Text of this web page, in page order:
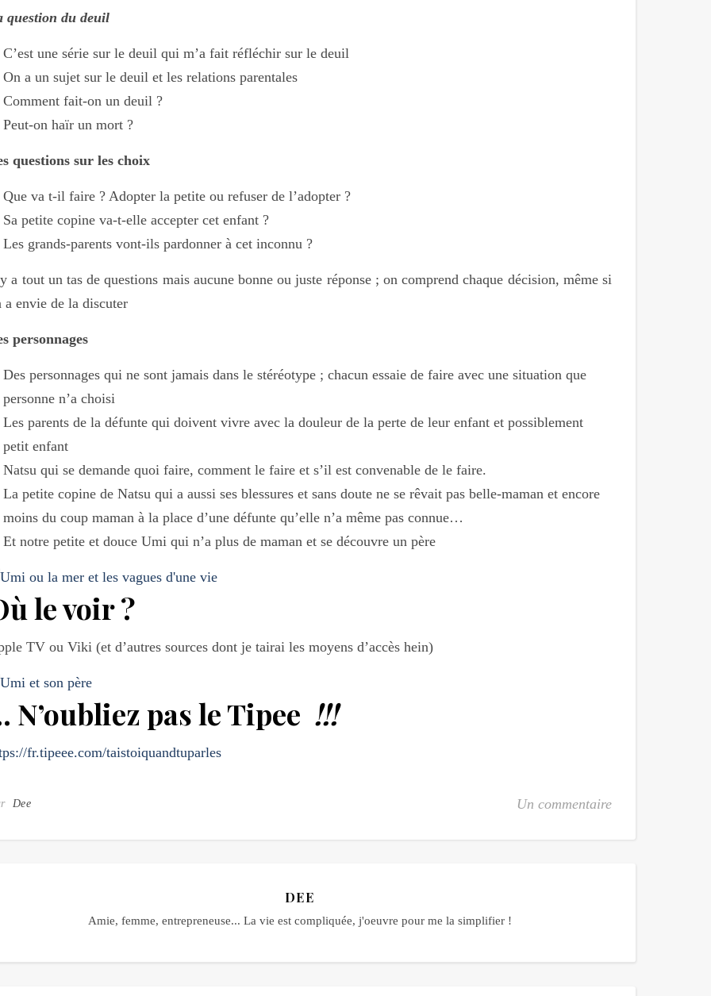
question du deuil
C’est une série sur le deuil qui m’a fait réfléchir sur le deuil
On a un sujet sur le deuil et les relations parentales
Comment fait-on un deuil ?
Peut-on haïr un mort ?
questions sur les choix
Que va t-il faire ? Adopter la petite ou refuser de l’adopter ?
Sa petite copine va-t-elle accepter cet enfant ?
Les grands-parents vont-ils pardonner à cet inconnu ?
a tout un tas de questions mais aucune bonne ou juste réponse ; on comprend chaque décision, même si
a envie de la discuter
personnages
Des personnages qui ne sont jamais dans le stéréotype ; chacun essaie de faire avec une situation que
personne n’a choisi
Les parents de la défunte qui doivent vivre avec la douleur de la perte de leur enfant et possiblement
petit enfant
Natsu qui se demande quoi faire, comment le faire et s’il est convenable de le faire.
La petite copine de Natsu qui a aussi ses blessures et sans doute ne se rêvait pas belle-maman et encore
moins du coup maman à la place d’une défunte qu’elle n’a même pas connue…
Et notre petite et douce Umi qui n’a plus de maman et se découvre un père
le voir ?
TV ou Viki (et d’autres sources dont je tairai les moyens d’accès hein)
N’oubliez pas le Tipee !!!
fr.tipeee.com/taistoiquandtuparles
Dee Un commentaire
DEE
Amie, femme, entrepreneuse... La vie est compliquée, j'oeuvre pour me la simplifier !